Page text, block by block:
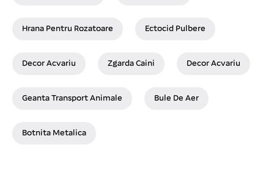
Hrana Pentru Rozatoare Ectocid Pulbere
Decor Acvariu Zgarda Caini Decor Acvariu
Geanta Transport Animale Bule De Aer
Botnita Metalica